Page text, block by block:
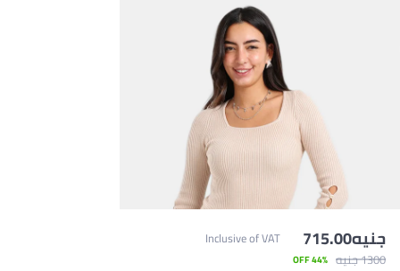
جنيه715.00
1300 جنيه 44% OFF
Inclusive of VAT